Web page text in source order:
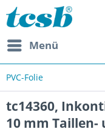
Menü
PVC-Folie
tc14360,
10 mm Taillen-